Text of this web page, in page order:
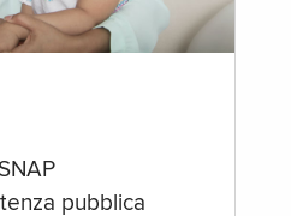
pubblica